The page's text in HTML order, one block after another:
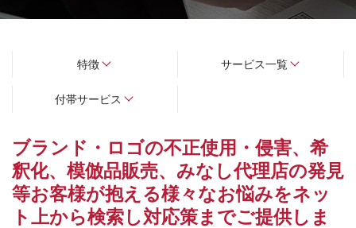
お問合せはこちら
資料ダウンロード
特徴 サービス一覧
付帯サービス
ブランド・ロゴの不正使用・侵害、希
釈化、模倣品販売、みなし代理店の発見
等お客様が抱える様々なお悩みをネッ
ト上から検索し対応策までご提供しま